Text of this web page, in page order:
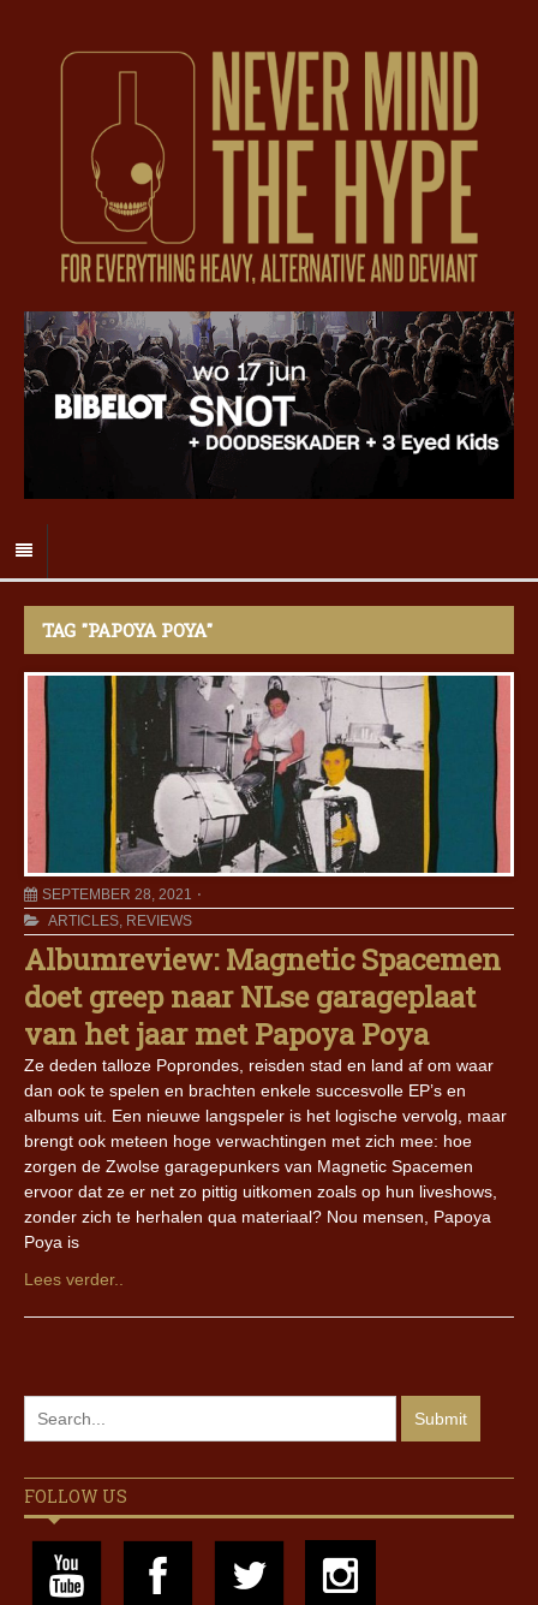
TAG "PAPOYA POYA"
SEPTEMBER 28, 2021
ARTICLES, REVIEWS
Albumreview: Magnetic Spacemen
doet greep naar NLse garageplaat
van het jaar met Papoya Poya
Ze deden talloze Poprondes, reisden stad en land af om waar
dan ook te spelen en brachten enkele succesvolle EP’s en
albums uit. Een nieuwe langspeler is het logische vervolg, maar
brengt ook meteen hoge verwachtingen met zich mee: hoe
zorgen de Zwolse garagepunkers van Magnetic Spacemen
ervoor dat ze er net zo pittig uitkomen zoals op hun liveshows,
zonder zich te herhalen qua materiaal? Nou mensen, Papoya
Poya is
Lees verder..
FOLLOW US